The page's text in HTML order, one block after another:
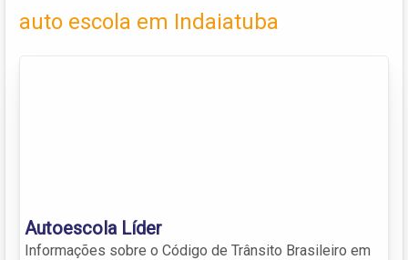
auto escola em Indaiatuba
Autoescola Líder
Informações sobre o Código de Trânsito Brasileiro em